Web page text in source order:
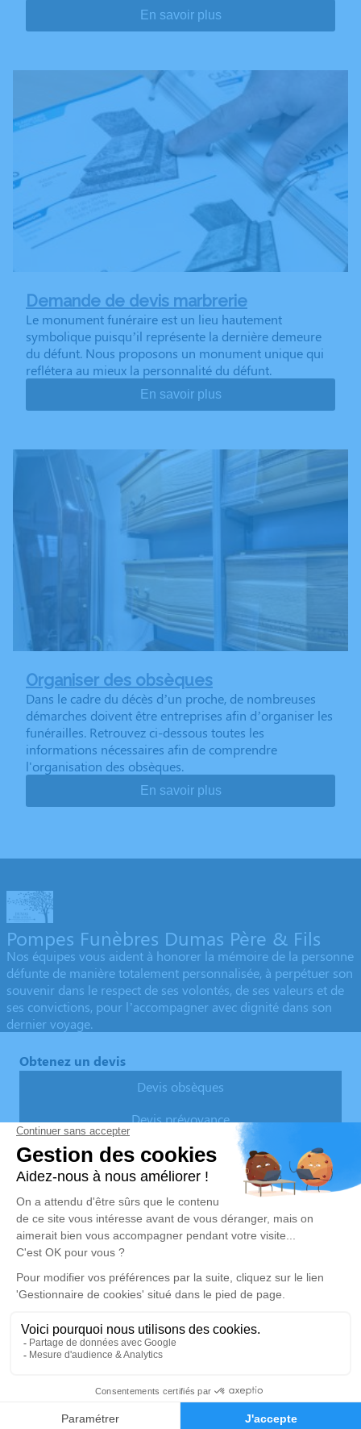
En savoir plus
Demande de devis marbrerie
Le monument funéraire est un lieu hautement
symbolique puisqu’il représente la dernière demeure
du défunt. Nous proposons un monument unique qui
reflétera au mieux la personnalité du défunt.
En savoir plus
Organiser des obsèques
Dans le cadre du décès d’un proche, de nombreuses
démarches doivent être entreprises afin d’organiser les
funérailles. Retrouvez ci-dessous toutes les
informations nécessaires afin de comprendre
l'organisation des obsèques.
En savoir plus
Pompes Funèbres Dumas Père & Fils
Nos équipes vous aident à honorer la mémoire de la personne
défunte de manière totalement personnalisée, à perpétuer son
souvenir dans le respect de ses volontés, de ses valeurs et de
ses convictions, pour l’accompagner avec dignité dans son
dernier voyage.
Obtenez un devis
Devis obsèques
Devis prévoyance
Devis marbrerie
Nos Services
Organiser des obsèques
Monuments funéraires
Services aux familles
Liens utiles
Avis de décès
Demande de rendez-vous en
Nos réseaux sociaux
Politique de traitement des données personnelles
Politique d’utilisation des cookies
Zone d'intervention
Réalisation et référencement par